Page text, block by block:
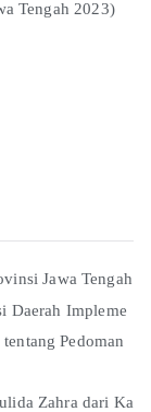
Tengah 2023)
Jawa Tengah
Daerah Impleme
Pedoman
Zahra dari Ka